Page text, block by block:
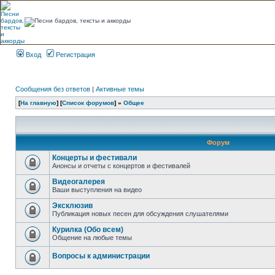
Вход Регистрация
Сообщения без ответов | Активные темы
[На главную] [Список форумов] » Общее
Форум
Концерты и фестивали
Анонсы и отчеты с концертов и фестивалей
Видеогалерея
Ваши выступления на видео
Эксклюзив
Публикация новых песен для обсуждения слушателями
Курилка (Обо всем)
Общение на любые темы
Вопросы к администрации